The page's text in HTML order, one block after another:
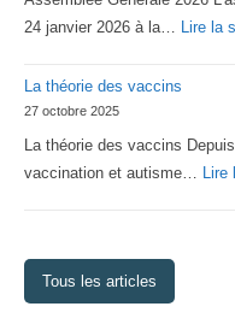
24 janvier 2026 à la… Lire la
La théorie des vaccins
27 octobre 2025
La théorie des vaccins
vaccination et autisme… Lire
Tous les articles